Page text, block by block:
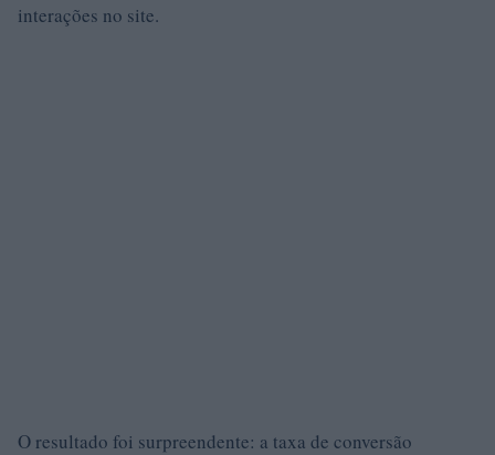
interações no site.
O resultado foi surpreendente: a taxa de conversão